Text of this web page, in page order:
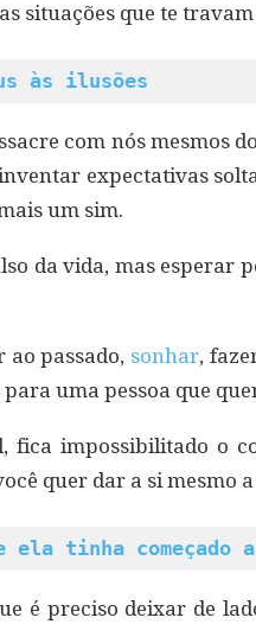
situações que te
às ilusões
com nós mesmos
expectativas
um sim.
da vida, mas esperar
passado, sonhar,
uma pessoa que
fica impossibilitado o
quer dar a si mesmo a
ela tinha começado
é preciso deixar de